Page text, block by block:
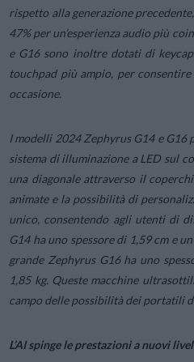
rispetto alla generazione
47% per un’esperienza audio più
e G16 sono inoltre dotati di
touchpad più ampio, per
occasione.
I modelli 2024 Zephyrus G14 e G16
sistema di illuminazione a LED sul
una diagonale attraverso il
animate e la possibilità di
unico, consentendo agli utenti di
G14 ha uno spessore di 1,59 cm e
grande Zephyrus G16 ha uno
1,85 kg. Queste macchine
campo delle possibilità dei portatili
L’AI spinge le prestazioni a nuovi